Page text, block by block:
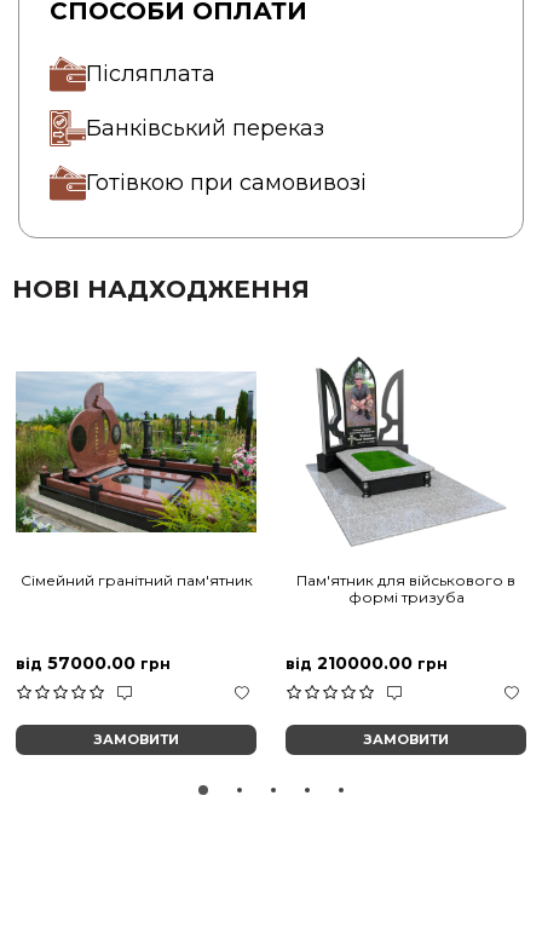
СПОСОБИ ОПЛАТИ
Післяплата
Банківський переказ
Готівкою при самовивозі
НОВІ НАДХОДЖЕННЯ
Сімейний гранітний пам'ятник
від 57000.00 грн
ЗАМОВИТИ
Пам'ятник для військового в
формі тризуба
від 210000.00 грн
ЗАМОВИТИ